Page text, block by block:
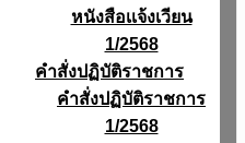
หนังสือเเจ้งเวียน
1/2568
คำสั่งปฏิบัติราชการ
คำสั่งปฏิบัติราชการ
1/2568